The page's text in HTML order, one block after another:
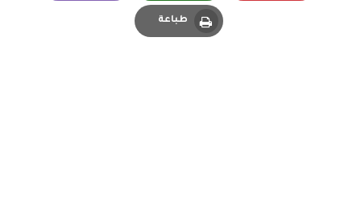
Whatsapp
طباعة